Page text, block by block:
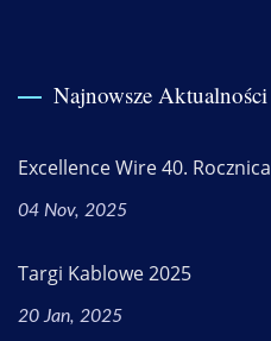
Najnowsze Aktualności
Excellence Wire 40. Rocznica
04 Nov, 2025
Targi Kablowe 2025
20 Jan, 2025